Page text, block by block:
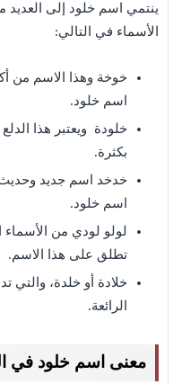
ينتمي اسم خلود إلى العديد
الأسماء في التالي:
خوخة وهذا الاسم من
اسم خلود.
خلودة ويعتبر هذا
بكثرة.
خدخد اسم جديد
اسم خلود.
لولو لودي من الأسماء
تطلق على هذا الاسم.
خلادة أو خلدة، والتي
الرائعة.
معنى اسم خلود في